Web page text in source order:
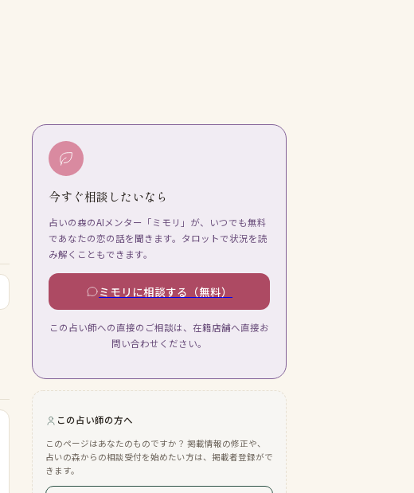
今すぐ相談したいなら
占いの森のAIメンター「ミモリ」が、いつでも無料
であなたの恋の話を聞きます。タロットで状況を読
み解くこともできます。
ミモリに相談する（無料）
この占い師への直接のご相談は、在籍店舗へ直接お
問い合わせください。
この占い師の方へ
このページはあなたのものですか？ 掲載情報の修正や、
占いの森からの相談受付を始めたい方は、掲載者登録がで
きます。